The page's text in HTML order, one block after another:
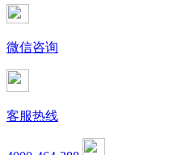
微信咨询
客服热线